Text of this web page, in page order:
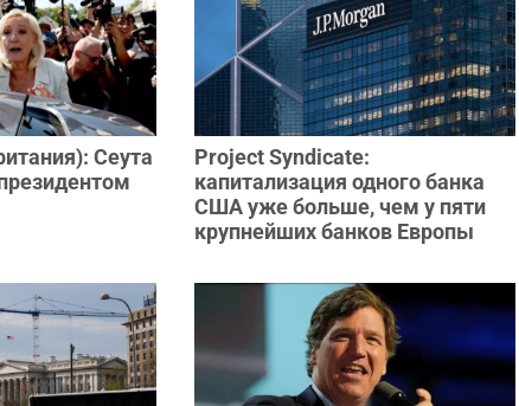
Сеута
Project Syndicate:
капитализация одного банка
США уже больше, чем у пяти
крупнейших банков Европы